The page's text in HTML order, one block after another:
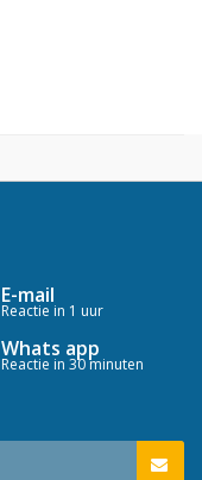
E-mail
Reactie in 1 uur
Whats app
Reactie in 30 minuten